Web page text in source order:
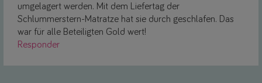
umgelagert werden. Mit dem Liefertag der
Schlummerstern-Matratze hat sie durch geschlafen. Das
war für alle Beteiligten Gold wert!
Responder